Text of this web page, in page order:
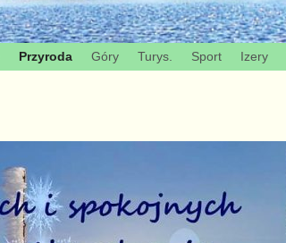
Przyroda Góry Turys. Sport Izery